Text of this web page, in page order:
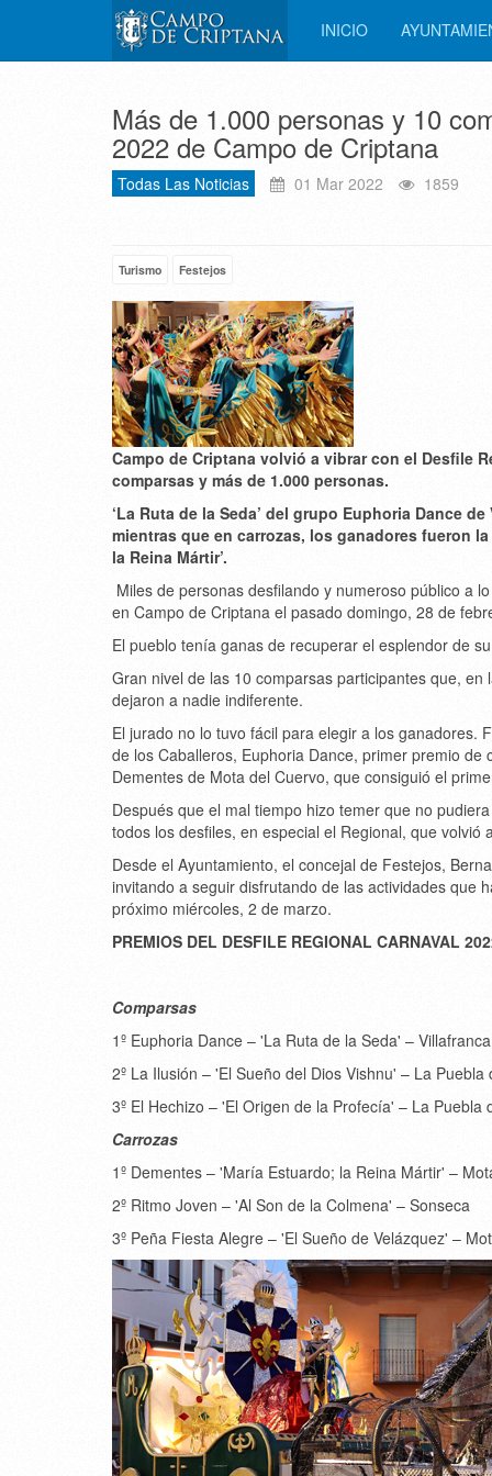
INICIO
Más de 1.000 personas y 10
2022 de Campo de Criptana
Todas Las Noticias 01 Mar 2022 1859
Turismo Festejos
Campo de Criptana volvió a vibrar con el Desfile
comparsas y más de 1.000 personas.
‘La Ruta de la Seda’ del grupo Euphoria Dance
mientras que en carrozas, los ganadores fueron
la Reina Mártir’.
Miles de personas desfilando y numeroso público a
en Campo de Criptana el pasado domingo, 28 de
El pueblo tenía ganas de recuperar el esplendor de
Gran nivel de las 10 comparsas participantes que,
dejaron a nadie indiferente.
El jurado no lo tuvo fácil para elegir a los ganadores.
de los Caballeros, Euphoria Dance, primer premio de
Dementes de Mota del Cuervo, que consiguió el
Después que el mal tiempo hizo temer que no
todos los desfiles, en especial el Regional, que
Desde el Ayuntamiento, el concejal de Festejos,
invitando a seguir disfrutando de las actividades que
próximo miércoles, 2 de marzo.
PREMIOS DEL DESFILE REGIONAL CARNAVAL
Comparsas
1º Euphoria Dance – 'La Ruta de la Seda' –
2º La Ilusión – 'El Sueño del Dios Vishnu' – La Puebla
3º El Hechizo – 'El Origen de la Profecía' – La Puebla
Carrozas
1º Dementes – 'María Estuardo; la Reina Mártir' –
2º Ritmo Joven – 'Al Son de la Colmena' – Sonseca
3º Peña Fiesta Alegre – 'El Sueño de Velázquez' –